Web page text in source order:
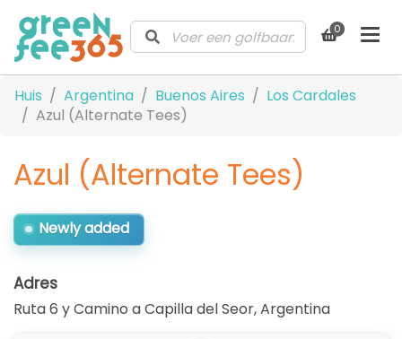
0
Huis Argentina Buenos Aires
Los Cardales
Azul (Alternate Tees)
Azul (Alternate Tees)
Newly added
Adres
Ruta 6 y Camino a Capilla del Seor,Argentina